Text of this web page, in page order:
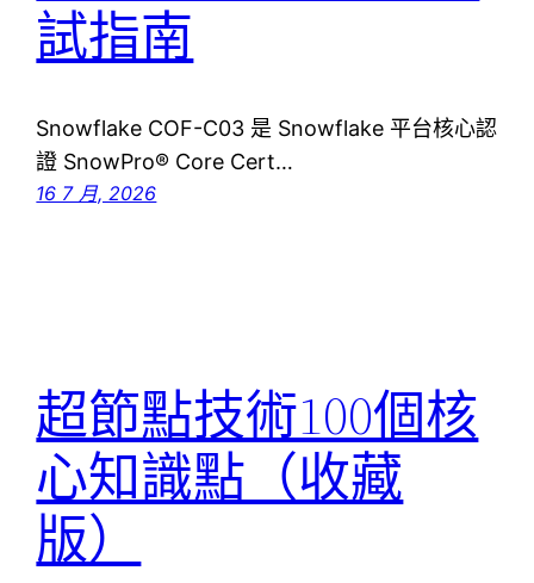
試指南
Snowflake COF-C03 是 Snowflake 平台核心認
證 SnowPro® Core Cert…
16 7 月, 2026
超節點技術100個核
心知識點（收藏
版）